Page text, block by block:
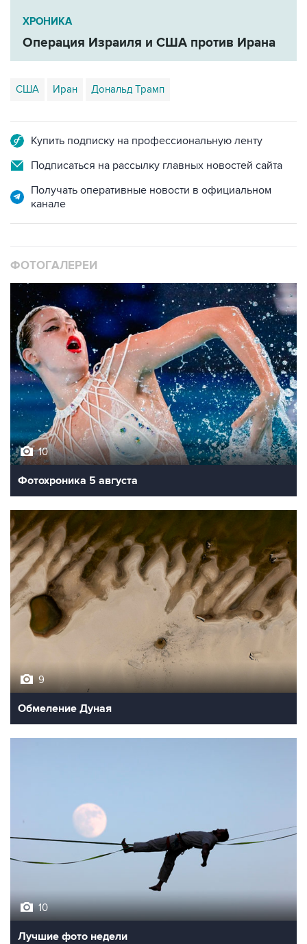
ХРОНИКА
Операция Израиля и США против Ирана
США Иран Дональд Трамп
Купить подписку на профессиональную ленту
Подписаться на рассылку главных новостей сайта
Получать оперативные новости в официальном
канале
ФОТОГАЛЕРЕИ
10
Фотохроника 5 августа
9
Обмеление Дуная
10
Лучшие фото недели